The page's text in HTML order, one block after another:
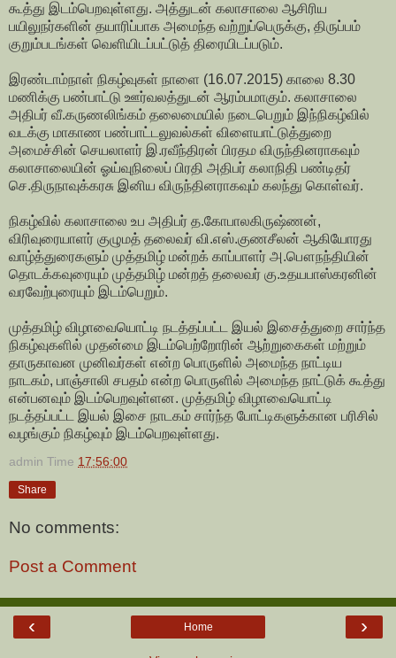
கூத்து இடம்பெறவுள்ளது. அத்துடன் கலாசாலை ஆசிரிய
பயிலுநர்களின் தயாரிப்பாக அமைந்த வற்றுப்பெருக்கு, திருப்பம்
குறும்படங்கள் வெளியிடப்பட்டுத் திரையிடப்படும்.
இரண்டாம்நாள் நிகழ்வுகள் நாளை (16.07.2015) காலை 8.30
மணிக்கு பண்பாட்டு ஊர்வலத்துடன் ஆரம்பமாகும். கலாசாலை
அதிபர் வீ.கருணலிங்கம் தலைமையில் நடைபெறும் இந்நிகழ்வில்
வடக்கு மாகாண பண்பாட்டலுவல்கள் விளையாட்டுத்துறை
அமைச்சின் செயலாளர் இ.ரவீந்திரன் பிரதம விருந்தினராகவும்
கலாசாலையின் ஓய்வுநிலைப் பிரதி அதிபர் கலாநிதி பண்டிதர்
செ.திருநாவுக்கரசு இனிய விருந்தினராகவும் கலந்து கொள்வர்.
நிகழ்வில் கலாசாலை உப அதிபர் த.கோபாலகிருஷ்ணன்,
விரிவுரையாளர் குழுமத் தலைவர் வி.எஸ்.குணசீலன் ஆகியோரது
வாழ்த்துரைகளும் முத்தமிழ் மன்றக் காப்பாளர் அ.பௌநந்தியின்
தொடக்கவுரையும் முத்தமிழ் மன்றத் தலைவர் கு.உதயபாஸ்கரனின்
வரவேற்புரையும் இடம்பெறும்.
முத்தமிழ் விழாவையொட்டி நடத்தப்பட்ட இயல் இசைத்துறை சார்ந்த
நிகழ்வுகளில் முதன்மை இடம்பெற்றோரின் ஆற்றுகைகள் மற்றும்
தாருகாவன முனிவர்கள் என்ற பொருளில் அமைந்த நாட்டிய
நாடகம், பாஞ்சாலி சபதம் என்ற பொருளில் அமைந்த நாட்டுக் கூத்து
என்பனவும் இடம்பெறவுள்ளன. முத்தமிழ் விழாவையொட்டி
நடத்தப்பட்ட இயல் இசை நாடகம் சார்ந்த போட்டிகளுக்கான பரிசில்
வழங்கும் நிகழ்வும் இடம்பெறவுள்ளது.
admin Time 17:56:00
Share
No comments:
Post a Comment
‹ ›
Home